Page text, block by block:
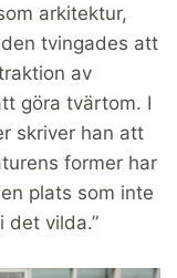
arkitektur,
tvingades att
av
göra tvärtom. I
skriver han att
former har
plats som inte
det vilda.”